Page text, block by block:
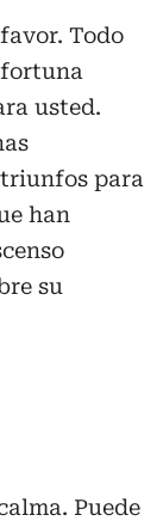
Todo
usted.
para
han
su
Puede